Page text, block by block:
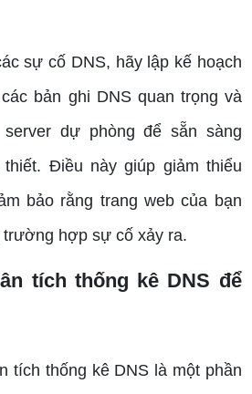
sự cố DNS, hãy lập kế hoạch
bản ghi DNS quan trọng và
dự phòng để sẵn sàng
Điều này giúp giảm thiểu
bảo rằng trang web của bạn
trường hợp sự cố xảy ra.
tích thống kê DNS để
tích thống kê DNS là một phần